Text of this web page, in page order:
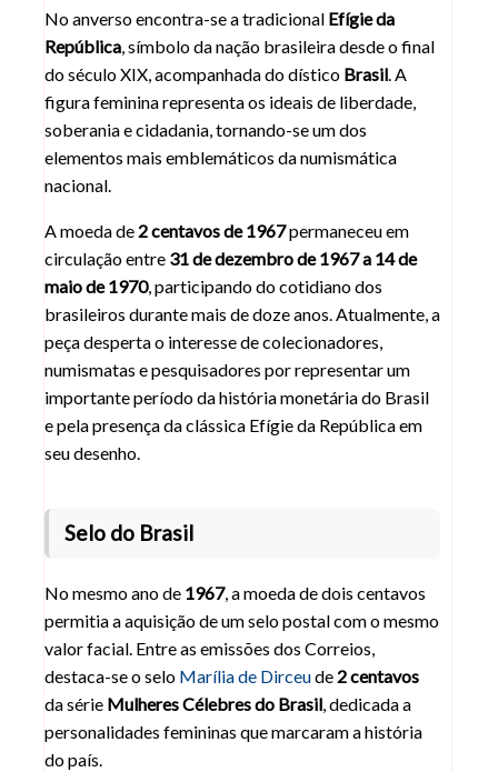
No anverso encontra-se a tradicional Efígie da
República, símbolo da nação brasileira desde o final
do século XIX, acompanhada do dístico Brasil. A
figura feminina representa os ideais de liberdade,
soberania e cidadania, tornando-se um dos
elementos mais emblemáticos da numismática
nacional.
A moeda de 2 centavos de 1967permaneceu em
circulação entre 31 de dezembro de 1967 a 14 de
maio de 1970, participando do cotidiano dos
brasileiros durante mais de doze anos. Atualmente, a
peça desperta o interesse de colecionadores,
numismatas e pesquisadores por representar um
importante período da história monetária do Brasil
e pela presença da clássica Efígie da República em
seu desenho.
Selo do Brasil
No mesmo ano de 1967, a moeda de dois centavos
permitia a aquisição de um selo postal com o mesmo
valor facial. Entre as emissões dos Correios,
destaca-se o selo Marília de Dirceude 2 centavos
da série Mulheres Célebres do Brasil, dedicada a
personalidades femininas que marcaram a história
do país.